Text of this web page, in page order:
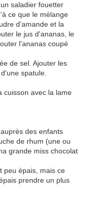
saladier fouetter
ce que le mélange
d'amande et la
le jus d'ananas, le
l'ananas coupé
de sel. Ajouter les
spatule.
cuisson avec la lame
des enfants
de rhum (une ou
grande miss chocolat
peu épais, mais ce
prendre un plus